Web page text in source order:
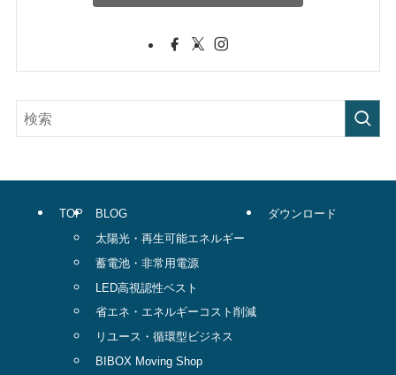
TOP
BLOG
太陽光・再生可能エネルギー
蓄電池・非常用電源
LED高視認性ベスト
省エネ・エネルギーコスト削減
リユース・循環型ビジネス
BIBOX Moving Shop
ダウンロード